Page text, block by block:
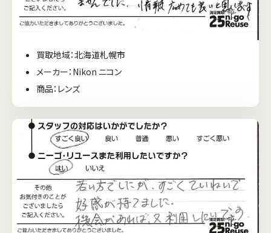
買取地域：北海道札幌市
メーカー：Nikon ニコン
商品：レンズ